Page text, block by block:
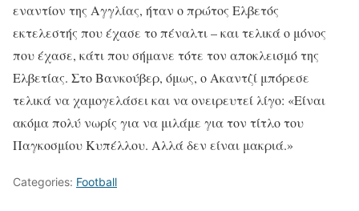
εναντίον της Αγγλίας, ήταν ο πρώτος Ελβετός
εκτελεστής που έχασε το πέναλτι – και τελικά ο μόνος
που έχασε, κάτι που σήμανε τότε τον αποκλεισμό της
Ελβετίας. Στο Βανκούβερ, όμως, ο Ακαντζί μπόρεσε
τελικά να χαμογελάσει και να ονειρευτεί λίγο: «Είναι
ακόμα πολύ νωρίς για να μιλάμε για τον τίτλο του
Παγκοσμίου Κυπέλλου. Αλλά δεν είναι μακριά.»
Categories: Football